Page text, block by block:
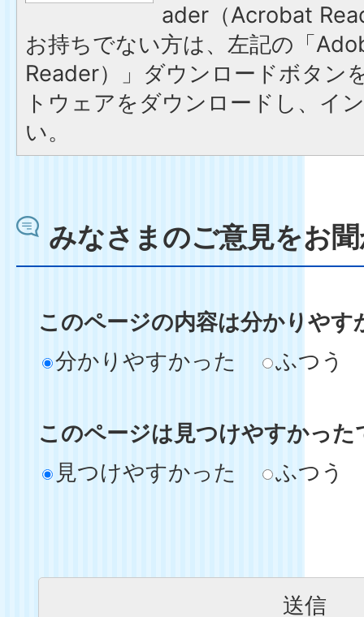
ader（Acrobat
お持ちでない方は、左記の「
Reader）」ダウンロードボタン
トウェアをダウンロードし、イ
い。
みなさまのご意見をお
このページの内容は分かりやす
分かりやすかった
ふつう
このページは見つけやすかった
見つけやすかった
ふつう